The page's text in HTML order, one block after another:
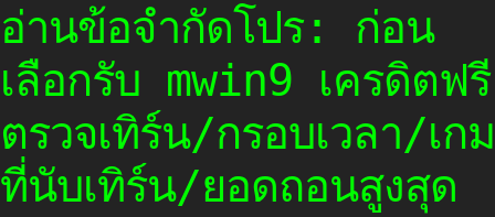
อ่านข้อจำกัดโปร: ก่อน
เลือกรับ mwin9 เครดิตฟรี
ตรวจเทิร์น/กรอบเวลา/เกม
ที่นับเทิร์น/ยอดถอนสูงสุด